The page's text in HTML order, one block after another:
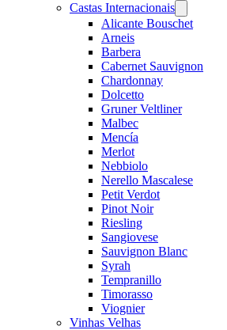
Castas Internacionais
menu
Alicante Bouschet
Arneis
Barbera
Cabernet Sauvignon
Chardonnay
Dolcetto
Gruner Veltliner
Malbec
Mencía
Merlot
Nebbiolo
Nerello Mascalese
Petit Verdot
Pinot Noir
Riesling
Sangiovese
Sauvignon Blanc
Syrah
Tempranillo
Timorasso
Viognier
Vinhas Velhas